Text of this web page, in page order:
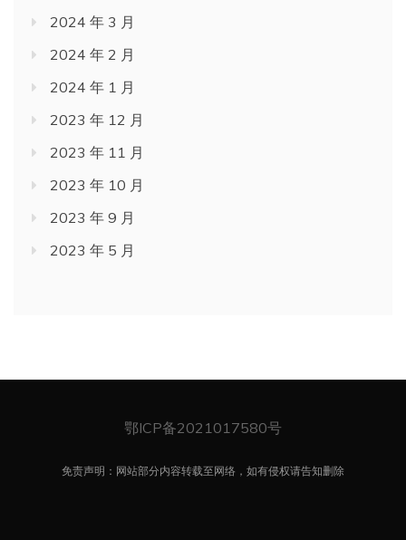
2024 年 3 月
2024 年 2 月
2024 年 1 月
2023 年 12 月
2023 年 11 月
2023 年 10 月
2023 年 9 月
2023 年 5 月
鄂ICP备2021017580号
免责声明：网站部分内容转载至网络，如有侵权请告知删除